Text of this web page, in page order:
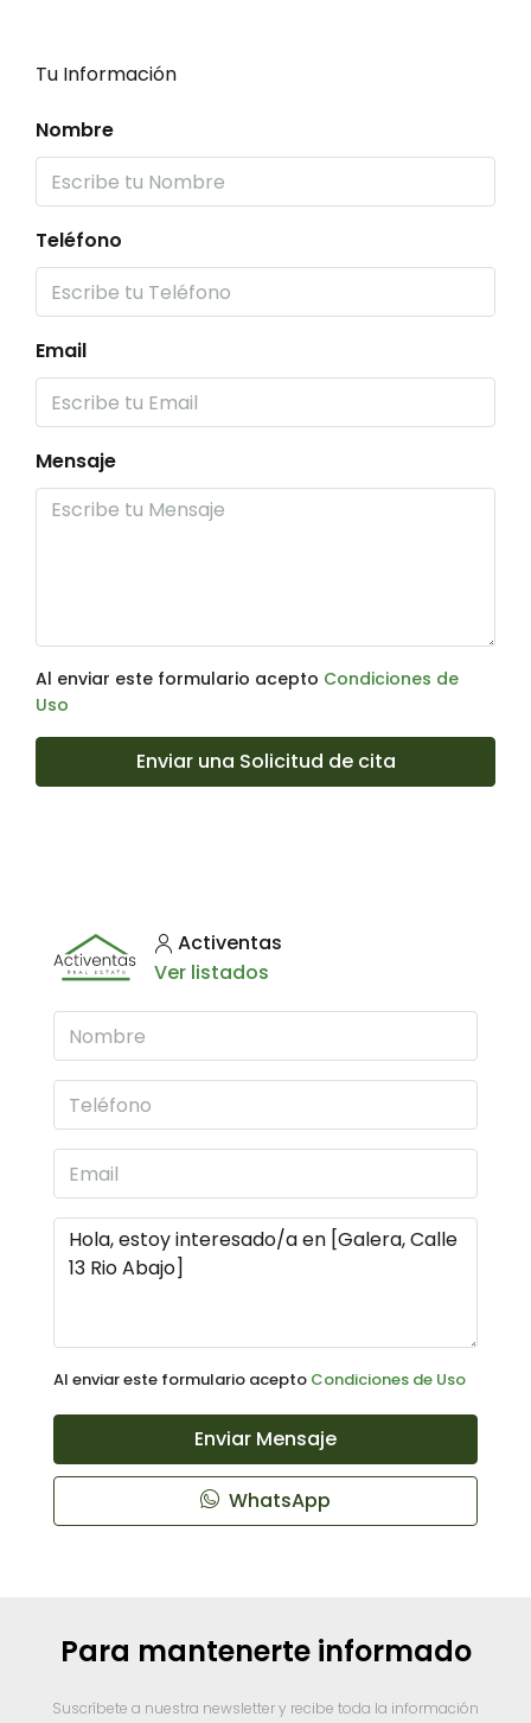
Tu Información
Nombre
Teléfono
Email
Mensaje
Al enviar este formulario acepto Condiciones de
Uso
Enviar una Solicitud de cita
Activentas
Ver listados
Al enviar este formulario acepto Condiciones de Uso
Enviar Mensaje
WhatsApp
Para mantenerte informado
Suscríbete a nuestra newsletter y recibe toda la información